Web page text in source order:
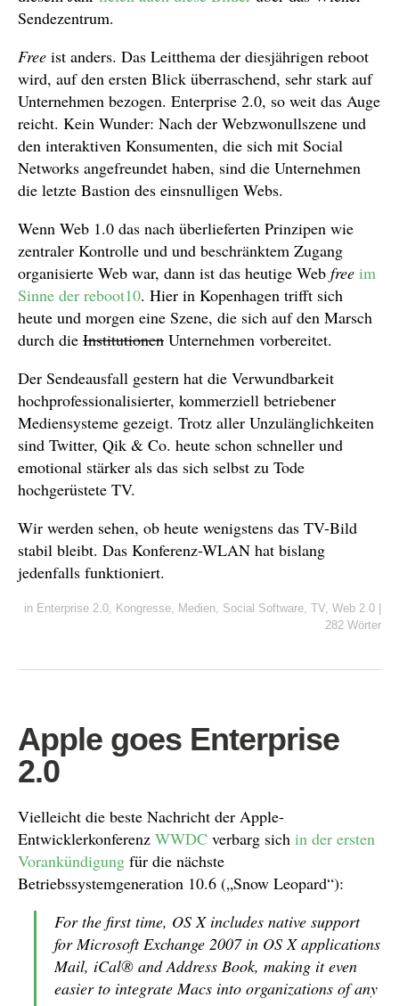
Sendezentrum.
Free ist anders. Das Leitthema der diesjährigen reboot
wird, auf den ersten Blick überraschend, sehr stark auf
Unternehmen bezogen. Enterprise 2.0, so weit das Auge
reicht. Kein Wunder: Nach der Webzwonullszene und
den interaktiven Konsumenten, die sich mit Social
Networks angefreundet haben, sind die Unternehmen
die letzte Bastion des einsnulligen Webs.
Wenn Web 1.0 das nach überlieferten Prinzipen wie
zentraler Kontrolle und und beschränktem Zugang
organisierte Web war, dann ist das heutige Web free im
Sinne der reboot10. Hier in Kopenhagen trifft sich
heute und morgen eine Szene, die sich auf den Marsch
durch die Institutionen Unternehmen vorbereitet.
Der Sendeausfall gestern hat die Verwundbarkeit
hochprofessionalisierter, kommerziell betriebener
Mediensysteme gezeigt. Trotz aller Unzulänglichkeiten
sind Twitter, Qik & Co. heute schon schneller und
emotional stärker als das sich selbst zu Tode
hochgerüstete TV.
Wir werden sehen, ob heute wenigstens das TV-Bild
stabil bleibt. Das Konferenz-WLAN hat bislang
jedenfalls funktioniert.
in Enterprise 2.0, Kongresse, Medien, Social Software, TV, Web 2.0
282 Wörter
Apple goes Enterprise
2.0
Vielleicht die beste Nachricht der Apple-
Entwicklerkonferenz WWDC verbarg sich in der ersten
Vorankündigung für die nächste
Betriebssystemgeneration 10.6 („Snow Leopard“):
For the first time, OS X includes native support
for Microsoft Exchange 2007 in OS X applications
Mail, iCal® and Address Book, making it even
easier to integrate Macs into organizations of any